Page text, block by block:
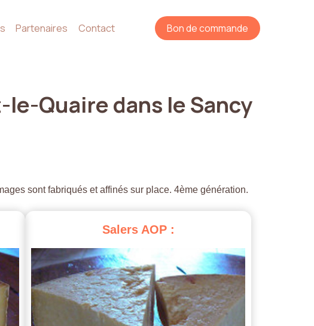
Partenaires Contact Bon de commande
le-Quairedans leSancy
sont fabriqués et affinés sur place. 4ème génération.
Salers AOP :